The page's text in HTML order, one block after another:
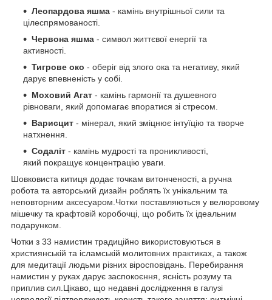
Леопардова яшма - камінь внутрішньої сили та
цілеспрямованості.
Червона яшма - символ життєвої енергії та
активності.
Тигрове око - оберіг від злого ока та негативу, який
дарує впевненість у собі.
Моховий Агат - камінь гармонії та душевного
рівноваги, який допомагає впоратися зі стресом.
Варисцит - мінерал, який зміцнює інтуїцію та творче
натхнення.
Содаліт - камінь мудрості та проникливості,
який покращує концентрацію уваги.
Шовковиста китиця додає точкам витонченості, а ручна
робота та авторський дизайн роблять їх унікальним та
неповторним аксесуаром.Чотки поставляються у велюровому
мішечку та крафтовій коробочці, що робить їх ідеальним
подарунком.
Чотки з 33 намистин традиційно використовуються в
християнській та ісламській молитовних практиках, а також
для медитації людьми різних віросповідань. Перебирання
намистин у руках дарує заспокоєння, ясність розуму та
приплив сил.Цікаво, що недавні дослідження в галузі